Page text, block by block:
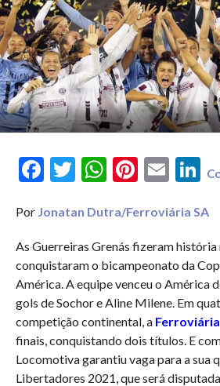
FacebookTwitterWhatsAppPinterest
Email
Por Jonatan Dutra/Ferroviária SA
As Guerreiras Grenás fizeram história
conquistaram o bicampeonato da
América. A equipe venceu o América
gols de Sochor e Aline Milene. Em
competição continental, a Ferroviária
finais, conquistando dois títulos. E
Locomotiva garantiu vaga para a sua
Libertadores 2021, que será